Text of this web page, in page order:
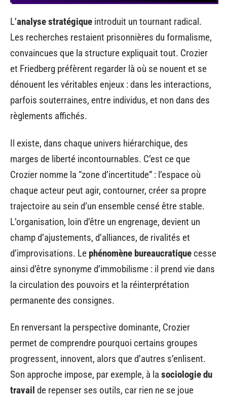
L’analyse stratégique introduit un tournant radical.
Les recherches restaient prisonnières du formalisme,
convaincues que la structure expliquait tout. Crozier
et Friedberg préfèrent regarder là où se nouent et se
dénouent les véritables enjeux : dans les interactions,
parfois souterraines, entre individus, et non dans des
règlements affichés.
Il existe, dans chaque univers hiérarchique, des
marges de liberté incontournables. C’est ce que
Crozier nomme la “zone d’incertitude” : l’espace où
chaque acteur peut agir, contourner, créer sa propre
trajectoire au sein d’un ensemble censé être stable.
L’organisation, loin d’être un engrenage, devient un
champ d’ajustements, d’alliances, de rivalités et
d’improvisations. Le phénomène bureaucratique cesse
ainsi d’être synonyme d’immobilisme : il prend vie dans
la circulation des pouvoirs et la réinterprétation
permanente des consignes.
En renversant la perspective dominante, Crozier
permet de comprendre pourquoi certains groupes
progressent, innovent, alors que d’autres s’enlisent.
Son approche impose, par exemple, à la sociologie du
travail de repenser ses outils, car rien ne se joue